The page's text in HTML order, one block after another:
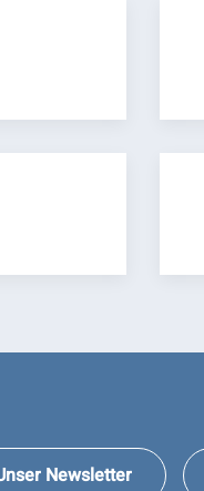
Newsletter